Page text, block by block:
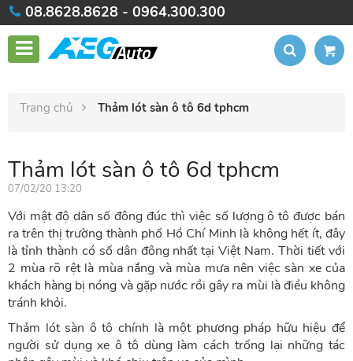
08.8628.8628 - 0964.300.300
Trang chủ Thảm lót sàn ô tô 6d tphcm
Thảm lót sàn ô tô 6d tphcm
07/02/20 13:20
Với mật độ dân số đông đúc thì việc số lượng ô tô được bán
ra trên thị trường thành phố Hồ Chí Minh là không hết ít, đây
là tỉnh thành có số dân đông nhất tại Việt Nam. Thời tiết với
2 mùa rõ rệt là mùa nắng và mùa mưa nên việc sàn xe của
khách hàng bị nóng và gặp nước rồi gây ra mùi là điều không
tránh khỏi.
Thảm lót sàn ô tô chính là một phương pháp hữu hiệu để
người sử dụng xe ô tô dùng làm cách trống lại những tác